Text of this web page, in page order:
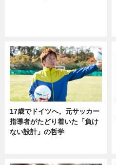
17歳でドイツへ。元サッカー
指導者がたどり着いた「負け
ない設計」の哲学